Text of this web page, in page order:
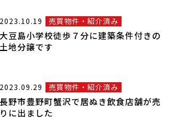
2023.10.19 売買物件・紹介済み
大豆島小学校徒歩７分に建築条件付きの
土地分譲です
2023.09.29 売買物件・紹介済み
長野市豊野町蟹沢で居ぬき飲食店舗が売
りに出ました